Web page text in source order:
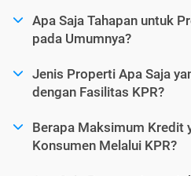
Apa Saja Tahapan untuk
pada Umumnya?
Jenis Properti Apa Saja
dengan Fasilitas KPR?
Berapa Maksimum Kredit
Konsumen Melalui KPR?